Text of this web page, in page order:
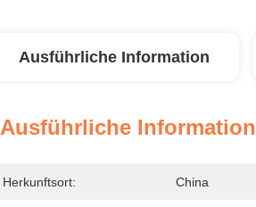
Ausführliche Information
Ausführliche Information
Herkunftsort: China